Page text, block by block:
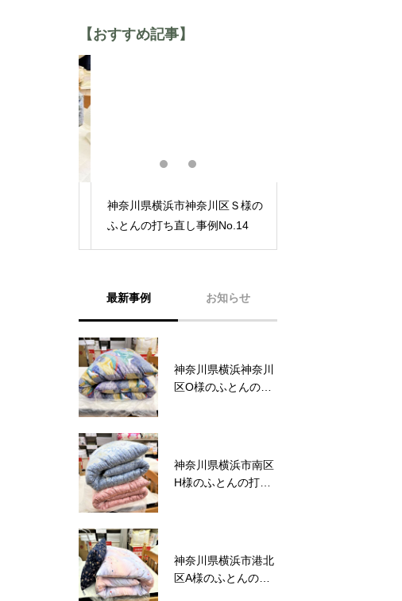
【おすすめ記事】
神奈川県横浜市神奈川区Ｓ様の
ふとんの打ち直し事例No.14
最新事例 お知らせ
神奈川県横浜神奈川
区O様のふとんの打
神奈川県横浜市南区
H様のふとんの打ち
神奈川県横浜市港北
区A様のふとんの打
六角橋商店街プレミ
アム商品券完売いた
六角橋商店街プレミ
アム商品券のお知ら
サマーセール2026～
ワクワクドキドキ！